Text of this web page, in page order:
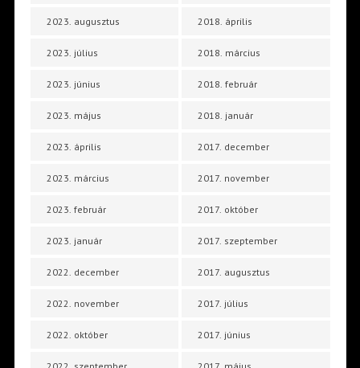
2023. augusztus
2023. július
2023. június
2023. május
2023. április
2023. március
2023. február
2023. január
2022. december
2022. november
2022. október
2018. április
2018. március
2018. február
2018. január
2017. december
2017. november
2017. október
2017. szeptember
2017. augusztus
2017. július
2017. június